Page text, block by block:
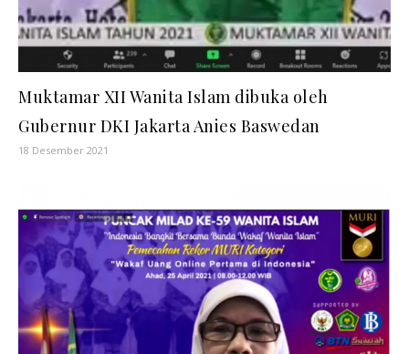
Muktamar XII Wanita Islam dibuka oleh
Gubernur DKI Jakarta Anies Baswedan
18 Desember 2021